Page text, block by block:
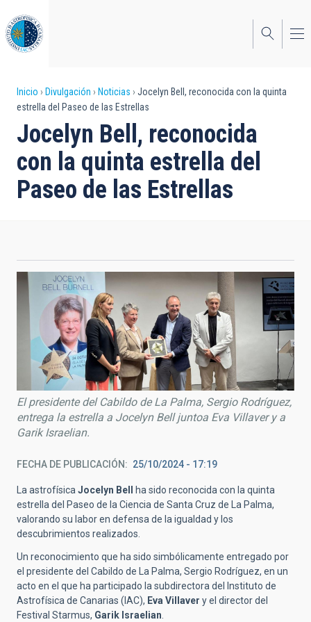
al
contenido
principal
Sobrescribir
enlaces
de
ayuda
a
Inicio Divulgación Noticias
Jocelyn Bell, reconocida con la quinta
estrella del Paseo de las Estrellas
Jocelyn Bell, reconocida
con la quinta estrella del
Paseo de las Estrellas
El presidente del Cabildo de La Palma, Sergio Rodríguez,
entrega la estrella a Jocelyn Bell juntoa Eva Villaver y a
Garik Israelian.
FECHA DE PUBLICACIÓN 25/10/2024 - 17:19
La astrofísicaJocelyn Bell
ha sido reconocida con la quinta
estrella del Paseo de la Ciencia de Santa Cruz de La Palma,
valorando su labor en defensa de la igualdad y los
descubrimientos realizados.
Un reconocimiento que ha sido simbólicamente entregado por
el presidente del Cabildo de La Palma, Sergio Rodríguez, en un
acto en el que ha participado la subdirectora del Instituto de
Astrofísica de Canarias (IAC), Eva Villaver y el director del
Festival Starmus, Garik Israelian.